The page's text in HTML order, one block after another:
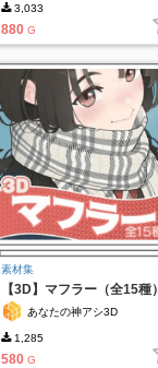
3,033
880 G
素材集
【3D】マフラー（全15種）
あなたの神アシ3D
1,285
580 G